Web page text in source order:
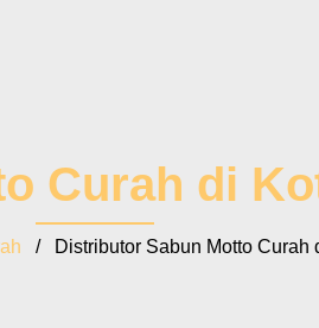
Curah di
/ Distributor Sabun Motto Curah